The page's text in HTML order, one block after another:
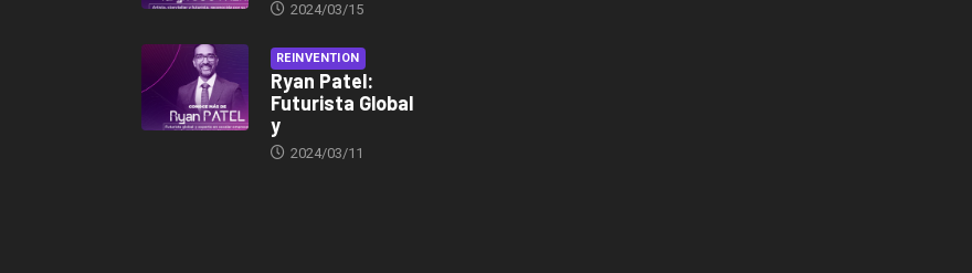
2024/03/15
REINVENTION
Ryan Patel:
Futurista Global
y
2024/03/11